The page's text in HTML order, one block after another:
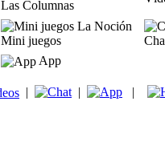
Las Columnas
Mini juegos
App
| | |